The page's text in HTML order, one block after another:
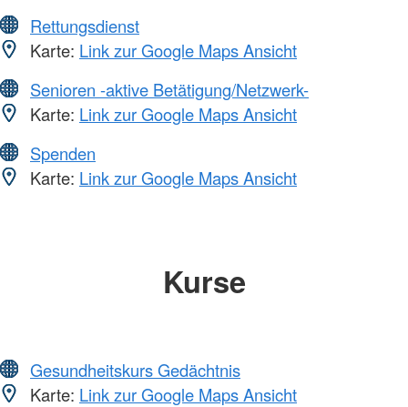
Rettungsdienst
Karte: Link zur Google Maps Ansicht
Senioren -aktive Betätigung/Netzwerk-
Karte: Link zur Google Maps Ansicht
Spenden
Karte: Link zur Google Maps Ansicht
Kurse
Gesundheitskurs Gedächtnis
Karte: Link zur Google Maps Ansicht